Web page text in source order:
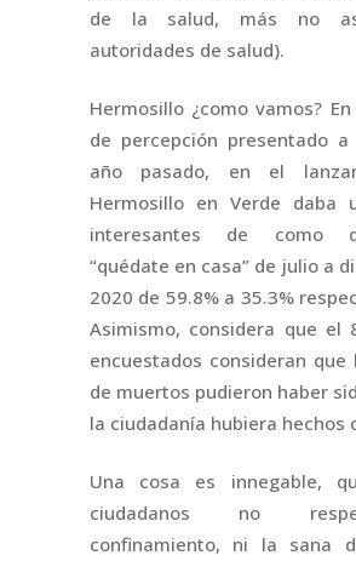
de la salud, más no
autoridades de salud).
Hermosillo ¿como vamos?
de percepción presentado
año pasado, en el
Hermosillo en Verde daba
interesantes de como
“quédate en casa” de julio a
2020 de 59.8% a 35.3%
Asimismo, considera que el
encuestados consideran que
de muertos pudieron haber
la ciudadanía hubiera hechos
Una cosa es innegable,
ciudadanos no
confinamiento, ni la sana